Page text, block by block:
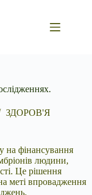
ЗДОРОВ'Я
на фінансування
людини,
Це рішення
меті впровадження